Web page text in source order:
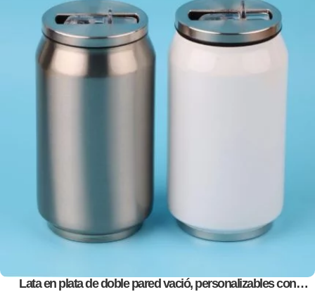
Lata en plata de doble pared vació, personalizables con